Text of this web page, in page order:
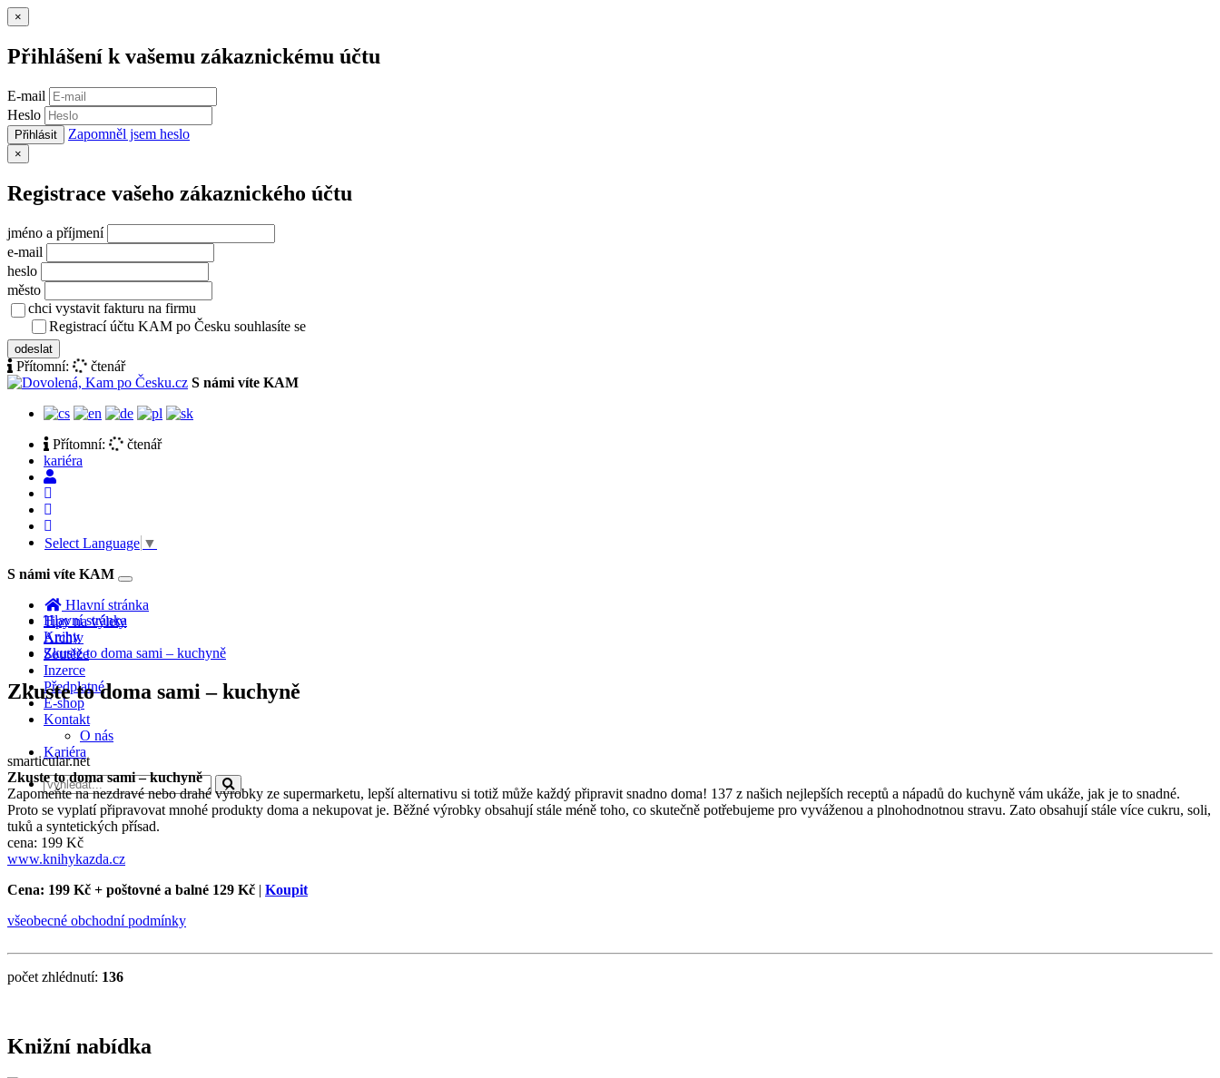
×
Přihlášení k vašemu zákaznickému účtu
E-mail
Heslo
Přihlásit Zapomněl jsem heslo
×
Registrace vašeho zákaznického účtu
jméno a příjmení
e-mail
heslo
město
chci vystavit fakturu na firmu
Registrací účtu KAM po Česku souhlasíte se
odeslat
Přítomní:
čtenář
S námi víte KAM
Přítomní:
čtenář
kariéra
Select Language ▼
S námi víte KAM
Toggle
navigation
Hlavní stránka
Tipy na výlety
Archiv
Soutěže
Inzerce
Předplatné
E-shop
Kontakt
O nás
Kariéra
Hlavní stránka
Knihy
Zkuste to doma sami – kuchyně
Zkuste to doma sami – kuchyně
smarticular.net
Zkuste to doma sami – kuchyně
Zapomeňte na nezdravé nebo drahé výrobky ze supermarketu, lepší alternativu si totiž může každý připravit snadno doma! 137 z našich nejlepších receptů a nápadů do kuchyně vám ukáže, jak je to snadné.
Proto se vyplatí připravovat mnohé produkty doma a nekupovat je. Běžné výrobky obsahují stále méně toho, co skutečně potřebujeme pro vyváženou a plnohodnotnou stravu. Zato obsahují stále více cukru, soli,
tuků a syntetických přísad.
cena: 199 Kč
www.knihykazda.cz
Cena: 199 Kč + poštovné a balné 129 Kč | Koupit
všeobecné obchodní podmínky
počet zhlédnutí: 136
Knižní nabídka